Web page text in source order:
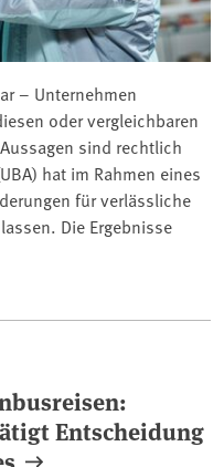
– Unternehmen
oder vergleichbaren
sind rechtlich
hat im Rahmen eines
für verlässliche
Die Ergebnisse
Entscheidung